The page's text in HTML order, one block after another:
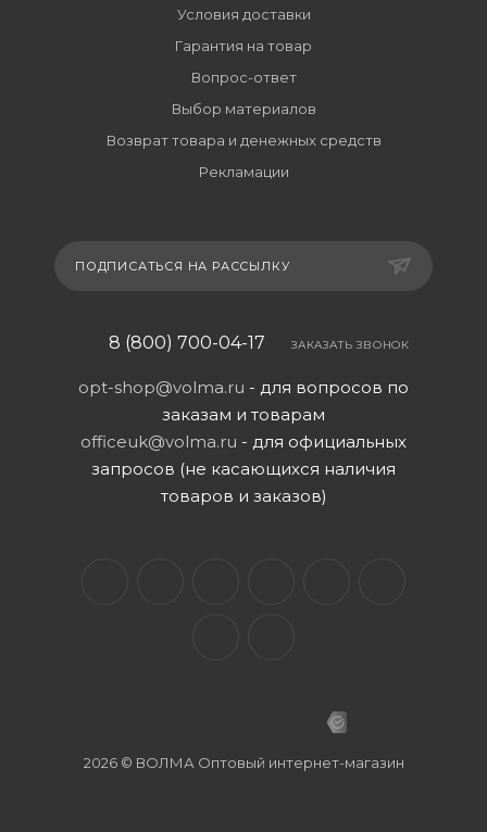
Условия доставки
Гарантия на товар
Вопрос-ответ
Выбор материалов
Возврат товара и денежных средств
Рекламации
ПОДПИСАТЬСЯ НА РАССЫЛКУ
8 (800) 700-04-17 ЗАКАЗАТЬ ЗВОНОК
opt-shop@volma.ru - для вопросов по
заказам и товарам
officeuk@volma.ru - для официальных
запросов (не касающихся наличия
товаров и заказов)
2026 © ВОЛМА Оптовый интернет-магазин